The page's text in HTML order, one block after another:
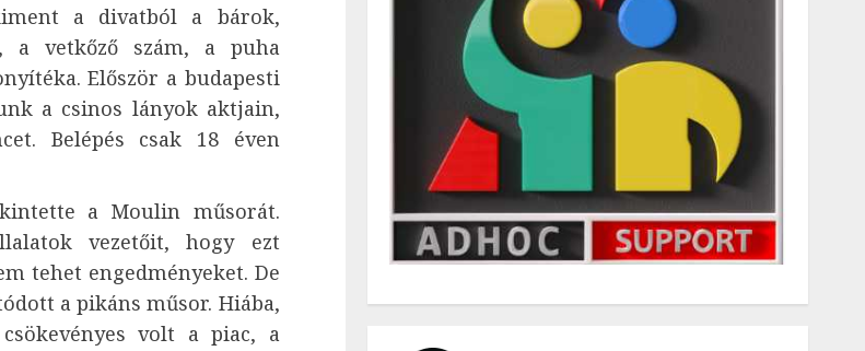
a divatból a bárok,
a vetkőző szám, a puha
Először a budapesti
a csinos lányok aktjain,
Belépés csak 18 éven
a Moulin műsorát.
vezetőit, hogy ezt
tehet engedményeket. De
a pikáns műsor. Hiába,
volt a piac, a